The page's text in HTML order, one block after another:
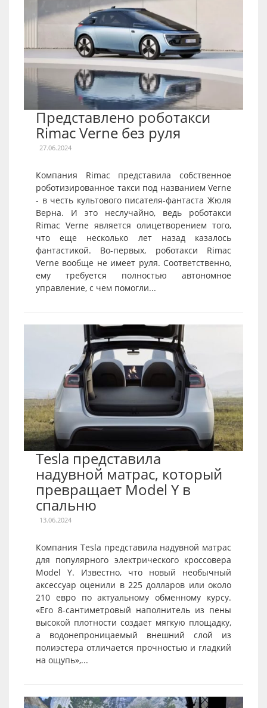
Представлено роботакси
Rimac Verne без руля
27.06.2024
Компания Rimac представила собственное
роботизированное такси под названием Verne
- в честь культового писателя-фантаста Жюля
Верна. И это неслучайно, ведь роботакси
Rimac Verne является олицетворением того,
что еще несколько лет назад казалось
фантастикой. Во-первых, роботакси Rimac
Verne вообще не имеет руля. Соответственно,
ему требуется полностью автономное
управление, с чем помогли...
Tesla представила
надувной матрас, который
превращает Model Y в
спальню
13.06.2024
Компания Tesla представила надувной матрас
для популярного электрического кроссовера
Model Y. Известно, что новый необычный
аксессуар оценили в 225 долларов или около
210 евро по актуальному обменному курсу.
«Его 8-сантиметровый наполнитель из пены
высокой плотности создает мягкую площадку,
а водонепроницаемый внешний слой из
полиэстера отличается прочностью и гладкий
на ощупь»,...